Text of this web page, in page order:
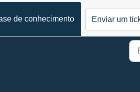
de conhecimento Enviar um